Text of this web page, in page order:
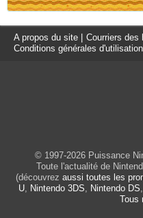
A propos du site Courriers des
Conditions générales d'utilisation
© 1997-2026 Puissance
Toute l'actualité de
(découvrez aussi toutes les
U, Nintendo 3DS, Nintendo DS,
Tous